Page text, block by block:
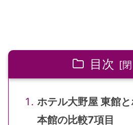
目次
ホテル大野屋 東館
本館の比較7項目